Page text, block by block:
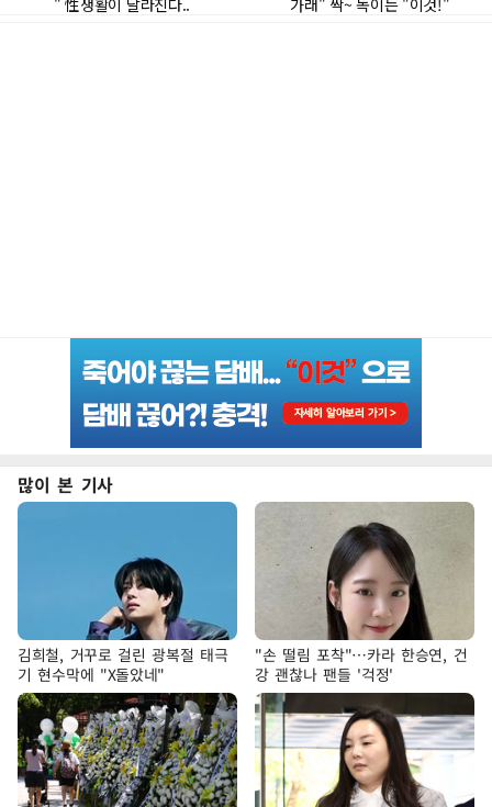
많이 본 기사
김희철, 거꾸로 걸린 광복절 태극
기 현수막에 "X돌았네"
"손 떨림 포착"…카라 한승연, 건
강 괜찮나 팬들 '걱정'